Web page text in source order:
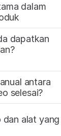
dalam
dapatkan
antara
selesai?
dan alat yang